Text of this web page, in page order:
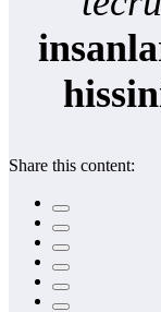
Share this content: